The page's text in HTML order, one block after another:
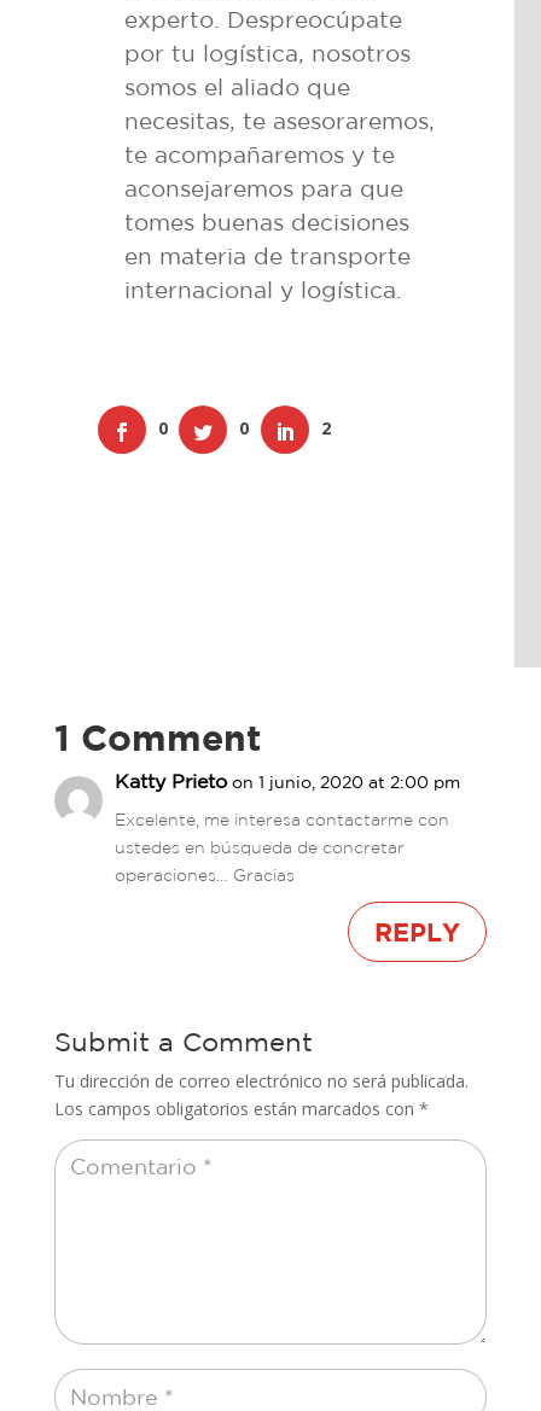
experto. Despreocúpate
por tu logística, nosotros
somos el aliado que
necesitas, te asesoraremos,
te acompañaremos y te
aconsejaremos para que
tomes buenas decisiones
en materia de transporte
internacional y logística.
0 0 2
1 Comment
Katty Prieto on 1 junio, 2020 at 2:00 pm
Excelente, me interesa contactarme con
ustedes en búsqueda de concretar
operaciones… Gracias
REPLY
Submit a Comment
Tu dirección de correo electrónico no será publicada.
Los campos obligatorios están marcados con *